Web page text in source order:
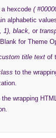
a hexcode(
alphabetic
1), black,or
for Theme
title text of
to the
wrapping